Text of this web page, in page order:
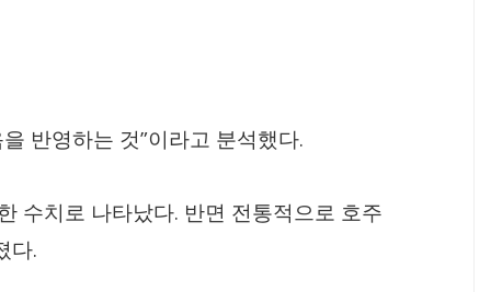
반영하는 것”이라고 분석했다.
수치로 나타났다. 반면 전통적으로 호주
다.